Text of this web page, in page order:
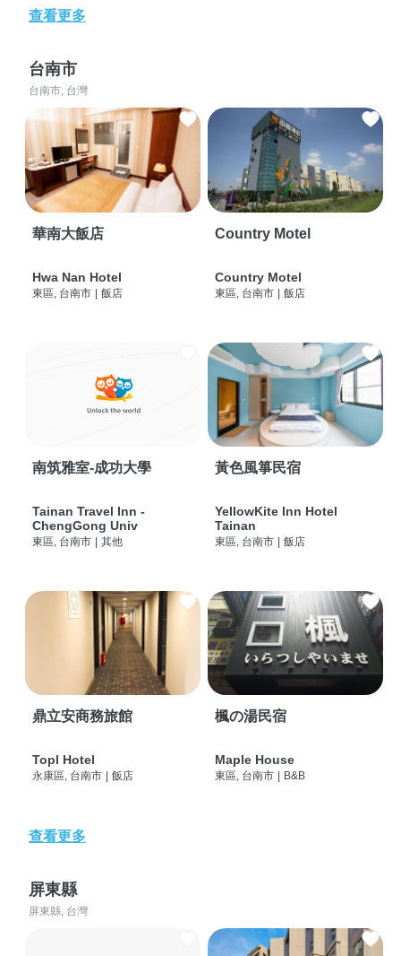
查看更多
台南市
台南市, 台灣
華南大飯店
Hwa Nan Hotel
東區, 台南市 | 飯店
Country Motel
Country Motel
東區, 台南市 | 飯店
南筑雅室-成功大學
Tainan Travel Inn -
ChengGong Univ
東區, 台南市 | 其他
黃色風箏民宿
YellowKite Inn Hotel
Tainan
東區, 台南市 | 飯店
鼎立安商務旅館
Topl Hotel
永康區, 台南市 | 飯店
楓の湯民宿
Maple House
東區, 台南市 | B&B
查看更多
屏東縣
屏東縣, 台灣